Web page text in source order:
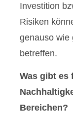
Investition
Risiken
genauso wie
betreffen.
Was gibt es
Bereichen?